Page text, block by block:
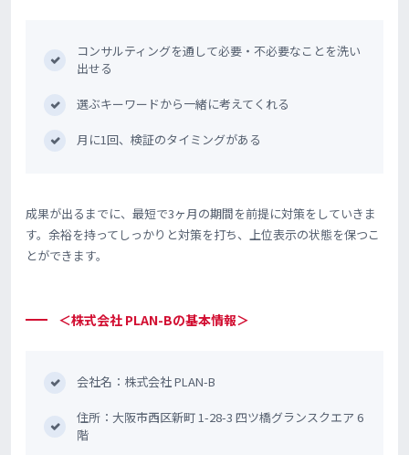
コンサルティングを通して必要・不必要なことを洗い
出せる
選ぶキーワードから一緒に考えてくれる
月に1回、検証のタイミングがある
成果が出るまでに、最短で3ヶ月の期間を前提に対策をしていきま
す。余裕を持ってしっかりと対策を打ち、上位表示の状態を保つこ
とができます。
＜株式会社 PLAN-Bの基本情報＞
会社名：株式会社 PLAN-B
住所：大阪市西区新町 1-28-3 四ツ橋グランスクエア 6
階